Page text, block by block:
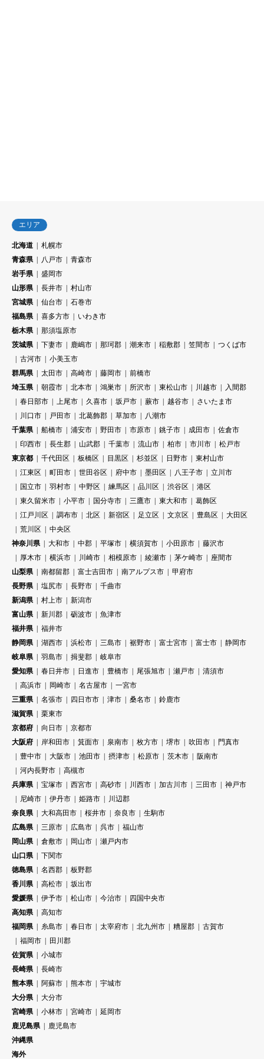
エリア
北海道
札幌市
青森県
八戸市
青森市
岩手県
盛岡市
山形県
長井市
村山市
宮城県
仙台市
石巻市
福島県
喜多方市
いわき市
栃木県
那須塩原市
茨城県
下妻市 鹿嶋市 那珂郡 潮来市 稲敷郡 笠間市
つくば市
古河市
小美玉市
群馬県
太田市 高崎市 藤岡市
前橋市
埼玉県
朝霞市 北本市 鴻巣市 所沢市 東松山市 川越市
入間郡
春日部市
上尾市 久喜市 坂戸市 蕨市 越谷市
さいたま市
川口市
戸田市 北葛飾郡 草加市
八潮市
千葉県
船橋市 浦安市 野田市 市原市 銚子市 成田市
佐倉市
印西市
長生郡 山武郡 千葉市 流山市 柏市 市川市
松戸市
東京都
千代田区 板橋区 目黒区 杉並区 日野市
東村山市
江東区
町田市 世田谷区 府中市 墨田区 八王子市
立川市
国立市
羽村市 中野区 練馬区 品川区 渋谷区
港区
東久留米市
小平市 国分寺市 三鷹市 東大和市
葛飾区
江戸川区
調布市 北区 新宿区 足立区 文京区 豊島区
大田区
荒川区
中央区
神奈川県
大和市 中郡 平塚市 横須賀市 小田原市
藤沢市
厚木市
横浜市 川崎市 相模原市 綾瀬市 茅ケ崎市
座間市
山梨県
南都留郡 富士吉田市 南アルプス市
甲府市
長野県
塩尻市 長野市
千曲市
新潟県
村上市
新潟市
富山県
新川郡 砺波市
魚津市
福井県
福井市
静岡県
湖西市 浜松市 三島市 裾野市 富士宮市 富士市
静岡市
岐阜県
羽島市 揖斐郡
岐阜市
愛知県
春日井市 日進市 豊橋市 尾張旭市 瀬戸市
清須市
高浜市
岡崎市 名古屋市
一宮市
三重県
名張市 四日市市 津市 桑名市
鈴鹿市
滋賀県
栗東市
京都府
向日市
京都市
大阪府
岸和田市 箕面市 泉南市 枚方市 堺市 吹田市
門真市
豊中市
大阪市 池田市 摂津市 松原市 茨木市
阪南市
河内長野市
高槻市
兵庫県
宝塚市 西宮市 高砂市 川西市 加古川市 三田市
神戸市
尼崎市
伊丹市 姫路市
川辺郡
奈良県
大和高田市 桜井市 奈良市
生駒市
広島県
三原市 広島市 呉市
福山市
岡山県
倉敷市 岡山市
瀬戸内市
山口県
下関市
徳島県
名西郡
板野郡
香川県
高松市
坂出市
愛媛県
伊予市 松山市 今治市
四国中央市
高知県
高知市
福岡県
糸島市 春日市 太宰府市 北九州市 糟屋郡
古賀市
福岡市
田川郡
佐賀県
小城市
長崎県
長崎市
熊本県
阿蘇市 熊本市
宇城市
大分県
大分市
宮崎県
小林市 宮崎市
延岡市
鹿児島県
鹿児島市
沖縄県
海外